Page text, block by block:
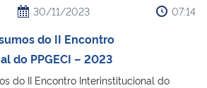
30/11/2023 07:14
do II Encontro
do PPGECI – 2023
do II Encontro Interinstitucional do